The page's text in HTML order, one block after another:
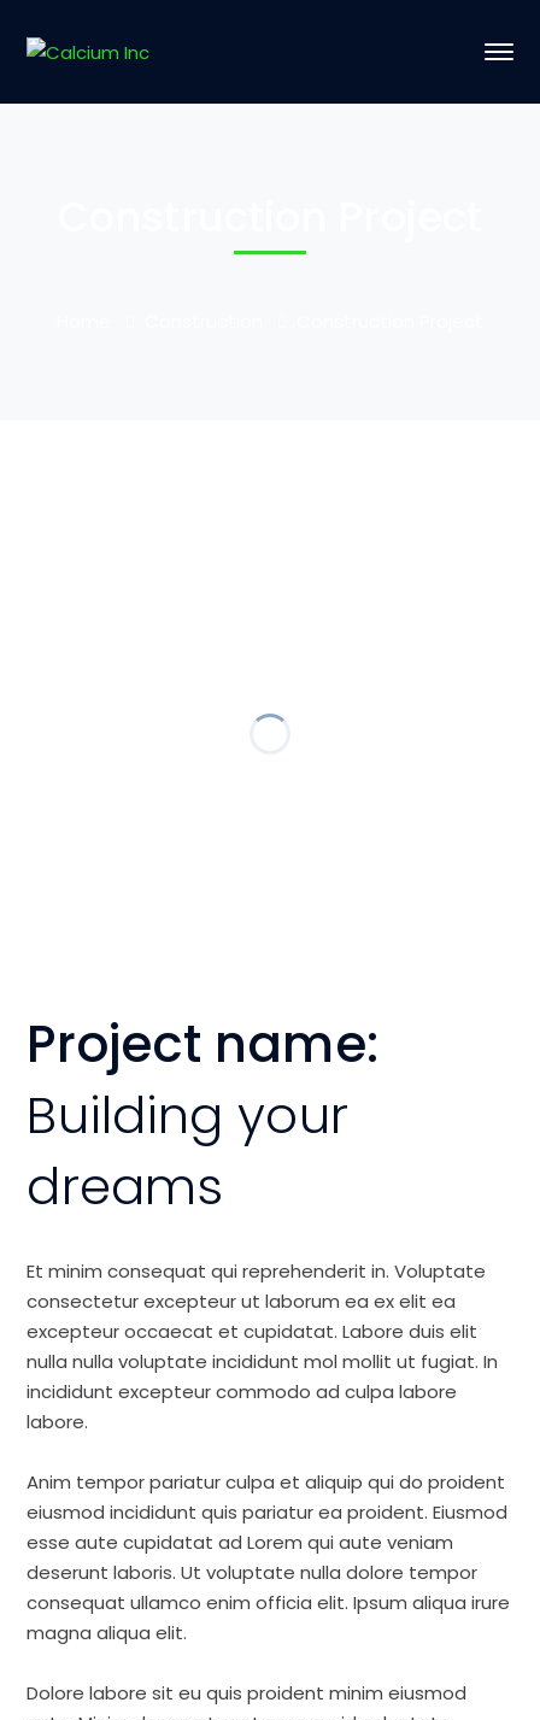
Project name:
Building your
dreams
Et minim consequat qui reprehenderit in. Voluptate
consectetur excepteur ut laborum ea ex elit ea
excepteur occaecat et cupidatat. Labore duis elit
nulla nulla voluptate incididunt mol mollit ut fugiat. In
incididunt excepteur commodo ad culpa labore
labore.
Anim tempor pariatur culpa et aliquip qui do proident
eiusmod incididunt quis pariatur ea proident. Eiusmod
esse aute cupidatat ad Lorem qui aute veniam
deserunt laboris. Ut voluptate nulla dolore tempor
consequat ullamco enim officia elit. Ipsum aliqua irure
magna aliqua elit.
Dolore labore sit eu quis proident minim eiusmod